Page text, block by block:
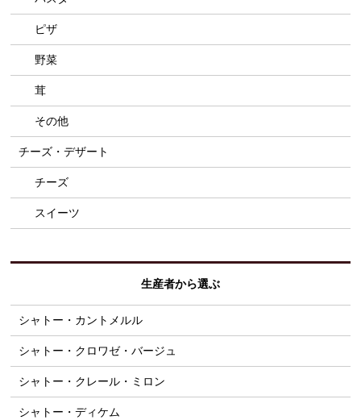
ピザ
野菜
茸
その他
チーズ・デザート
チーズ
スイーツ
生産者から選ぶ
シャトー・カントメルル
シャトー・クロワゼ・バージュ
シャトー・クレール・ミロン
シャトー・ディケム